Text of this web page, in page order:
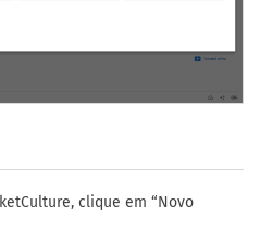
clique em “Novo